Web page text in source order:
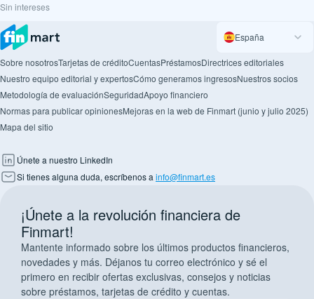
Sin intereses
España
Sobre nosotrosTarjetas de créditoCuentasPréstamosDirectrices editoriales
Nuestro equipo editorial y expertosCómo generamos ingresosNuestros socios
Metodología de evaluaciónSeguridadApoyo financiero
Normas para publicar opinionesMejoras en la web de Finmart (junio y julio 2025)
Mapa del sitio
Únete a nuestro LinkedIn
Si tienes alguna duda, escríbenos a info@finmart.es
¡Únete a la revolución financiera de
Finmart!
Mantente informado sobre los últimos productos financieros,
novedades y más. Déjanos tu correo electrónico y sé el
primero en recibir ofertas exclusivas, consejos y noticias
sobre préstamos, tarjetas de crédito y cuentas.